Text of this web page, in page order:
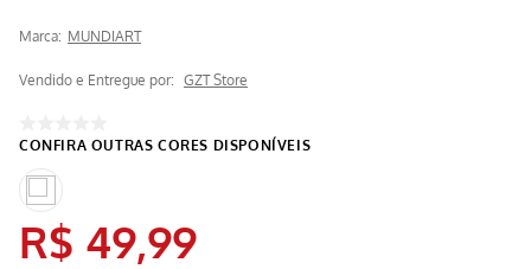
Marca: MUNDIART
Vendido e Entregue por: GZT Store
R$ 49,99